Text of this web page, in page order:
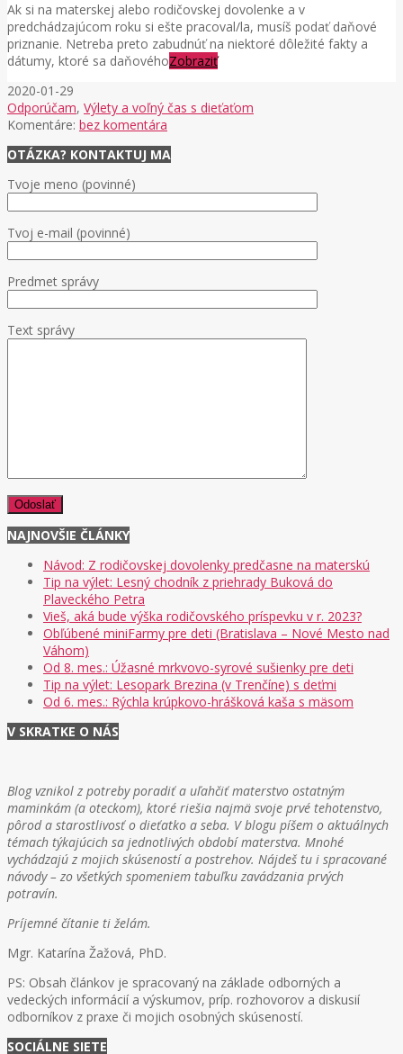
Ak si na materskej alebo rodičovskej dovolenke a v
predchádzajúcom roku si ešte pracoval/la, musíš podať daňové
priznanie. Netreba preto zabudnúť na niektoré dôležité fakty a
dátumy, ktoré sa daňovéhoZobraziť
2020-01-29
Odporúčam, Výlety a voľný čas s dieťaťom
Komentáre: bez komentára
OTÁZKA? KONTAKTUJ MA
Tvoje meno (povinné)
Tvoj e-mail (povinné)
Predmet správy
Text správy
NAJNOVŠIE ČLÁNKY
Návod: Z rodičovskej dovolenky predčasne na materskú
Tip na výlet: Lesný chodník z priehrady Buková do
Plaveckého Petra
Vieš, aká bude výška rodičovského príspevku v r. 2023?
Obľúbené miniFarmy pre deti (Bratislava – Nové Mesto nad
Váhom)
Od 8. mes.: Úžasné mrkvovo-syrové sušienky pre deti
Tip na výlet: Lesopark Brezina (v Trenčíne) s deťmi
Od 6. mes.: Rýchla krúpkovo-hrášková kaša s mäsom
V SKRATKE O NÁS
Blog vznikol z potreby poradiť a uľahčiť materstvo ostatným
maminkám (a oteckom), ktoré riešia najmä svoje prvé tehotenstvo,
pôrod a starostlivosť o dieťatko a seba. V blogu píšem o aktuálnych
témach týkajúcich sa jednotlivých období materstva. Mnohé
vychádzajú z mojich skúseností a postrehov. Nájdeš tu i spracované
návody – zo všetkých spomeniem tabuľku zavádzania prvých
potravín.
Príjemné čítanie ti želám.
Mgr. Katarína Žažová, PhD.
PS: Obsah článkov je spracovaný na základe odborných a
vedeckých informácií a výskumov, príp. rozhovorov a diskusií
odborníkov z praxe či mojich osobných skúseností.
SOCIÁLNE SIETE